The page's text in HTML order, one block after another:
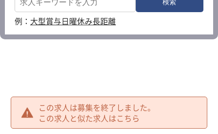
例： 大型賞与日曜休み長距離
この求人は募集を終了しました。
この求人と似た求人はこちら